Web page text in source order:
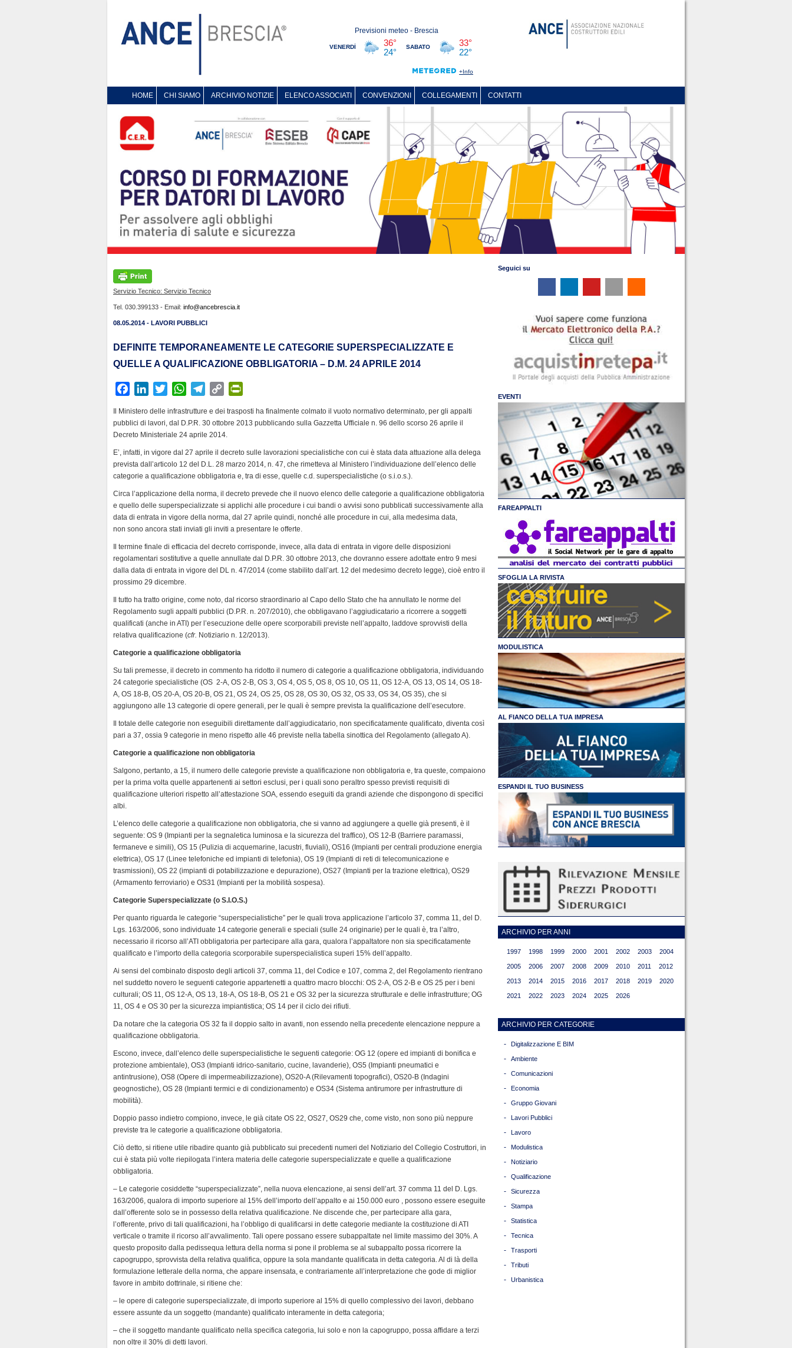
HOME CHI SIAMO ARCHIVIO NOTIZIE ELENCO ASSOCIATI CONVENZIONI COLLEGAMENTI CONTATTI
Servizio Tecnico: Servizio Tecnico
Tel. 030.399133 - Email: info@ancebrescia.it
08.05.2014 - LAVORI PUBBLICI
DEFINITE TEMPORANEAMENTE LE CATEGORIE SUPERSPECIALIZZATE E
QUELLE A QUALIFICAZIONE OBBLIGATORIA – D.M. 24 APRILE 2014
c
e
o
o
n
k
d
i
t
e
r
W
a
t
A
p
l
e
a
C
p
y
n
i
F
r
e
n
d
l
y
Il Ministero delle infrastrutture e dei trasposti ha finalmente colmato il vuoto normativo determinato, per gli appalti
pubblici di lavori, dal D.P.R. 30 ottobre 2013 pubblicando sulla Gazzetta Ufficiale n. 96 dello scorso 26 aprile il
Decreto Ministeriale 24 aprile 2014.
E’, infatti, in vigore dal 27 aprile il decreto sulle lavorazioni specialistiche con cui è stata data attuazione alla delega
prevista dall’articolo 12 del D.L. 28 marzo 2014, n. 47, che rimetteva al Ministero l’individuazione dell’elenco delle
categorie a qualificazione obbligatoria e, tra di esse, quelle c.d. superspecialistiche (o s.i.o.s.).
Circa l’applicazione della norma, il decreto prevede che il nuovo elenco delle categorie a qualificazione obbligatoria
e quello delle superspecializzate si applichi alle procedure i cui bandi o avvisi sono pubblicati successivamente alla
data di entrata in vigore della norma, dal 27 aprile quindi, nonché alle procedure in cui, alla medesima data,
non sono ancora stati inviati gli inviti a presentare le offerte.
Il termine finale di efficacia del decreto corrisponde, invece, alla data di entrata in vigore delle disposizioni
regolamentari sostitutive a quelle annullate dal D.P.R. 30 ottobre 2013, che dovranno essere adottate entro 9 mesi
dalla data di entrata in vigore del DL n. 47/2014 (come stabilito dall’art. 12 del medesimo decreto legge), cioè entro il
prossimo 29 dicembre.
Il tutto ha tratto origine, come noto, dal ricorso straordinario al Capo dello Stato che ha annullato le norme del
Regolamento sugli appalti pubblici (D.P.R. n. 207/2010), che obbligavano l’aggiudicatario a ricorrere a soggetti
qualificati (anche in ATI) per l’esecuzione delle opere scorporabili previste nell’appalto, laddove sprovvisti della
relativa qualificazione (cfr. Notiziario n. 12/2013).
Categorie a qualificazione obbligatoria
Su tali premesse, il decreto in commento ha ridotto il numero di categorie a qualificazione obbligatoria, individuando
24 categorie specialistiche (OS 2-A, OS 2-B, OS 3, OS 4, OS 5, OS 8, OS 10, OS 11, OS 12-A, OS 13, OS 14, OS 18-
A, OS 18-B, OS 20-A, OS 20-B, OS 21, OS 24, OS 25, OS 28, OS 30, OS 32, OS 33, OS 34, OS 35), che si
aggiungono alle 13 categorie di opere generali, per le quali è sempre prevista la qualificazione dell’esecutore.
Il totale delle categorie non eseguibili direttamente dall’aggiudicatario, non specificatamente qualificato, diventa così
pari a 37, ossia 9 categorie in meno rispetto alle 46 previste nella tabella sinottica del Regolamento (allegato A).
Categorie a qualificazione non obbligatoria
Salgono, pertanto, a 15, il numero delle categorie previste a qualificazione non obbligatoria e, tra queste, compaiono
per la prima volta quelle appartenenti ai settori esclusi, per i quali sono peraltro spesso previsti requisiti di
qualificazione ulteriori rispetto all’attestazione SOA, essendo eseguiti da grandi aziende che dispongono di specifici
albi.
L’elenco delle categorie a qualificazione non obbligatoria, che si vanno ad aggiungere a quelle già presenti, è il
seguente: OS 9 (Impianti per la segnaletica luminosa e la sicurezza del traffico), OS 12-B (Barriere paramassi,
fermaneve e simili), OS 15 (Pulizia di acquemarine, lacustri, fluviali), OS16 (Impianti per centrali produzione energia
elettrica), OS 17 (Linee telefoniche ed impianti di telefonia), OS 19 (Impianti di reti di telecomunicazione e
trasmissioni), OS 22 (impianti di potabilizzazione e depurazione), OS27 (Impianti per la trazione elettrica), OS29
(Armamento ferroviario) e OS31 (Impianti per la mobilità sospesa).
Categorie Superspecializzate (o S.I.O.S.)
Per quanto riguarda le categorie “superspecialistiche” per le quali trova applicazione l’articolo 37, comma 11, del D.
Lgs. 163/2006, sono individuate 14 categorie generali e speciali (sulle 24 originarie) per le quali è, tra l’altro,
necessario il ricorso all’ATI obbligatoria per partecipare alla gara, qualora l’appaltatore non sia specificatamente
qualificato e l’importo della categoria scorporabile superspecialistica superi 15% dell’appalto.
Ai sensi del combinato disposto degli articoli 37, comma 11, del Codice e 107, comma 2, del Regolamento rientrano
nel suddetto novero le seguenti categorie appartenetti a quattro macro blocchi: OS 2-A, OS 2-B e OS 25 per i beni
culturali; OS 11, OS 12-A, OS 13, 18-A, OS 18-B, OS 21 e OS 32 per la sicurezza strutturale e delle infrastrutture; OG
11, OS 4 e OS 30 per la sicurezza impiantistica; OS 14 per il ciclo dei rifiuti.
Da notare che la categoria OS 32 fa il doppio salto in avanti, non essendo nella precedente elencazione neppure a
qualificazione obbligatoria.
Escono, invece, dall’elenco delle superspecialistiche le seguenti categorie: OG 12 (opere ed impianti di bonifica e
protezione ambientale), OS3 (Impianti idrico-sanitario, cucine, lavanderie), OS5 (Impianti pneumatici e
antintrusione), OS8 (Opere di impermeabilizzazione), OS20-A (Rilevamenti topografici), OS20-B (Indagini
geognostiche), OS 28 (Impianti termici e di condizionamento) e OS34 (Sistema antirumore per infrastrutture di
mobilità).
Doppio passo indietro compiono, invece, le già citate OS 22, OS27, OS29 che, come visto, non sono più neppure
previste tra le categorie a qualificazione obbligatoria.
Ciò detto, si ritiene utile ribadire quanto già pubblicato sui precedenti numeri del Notiziario del Collegio Costruttori, in
cui è stata più volte riepilogata l’intera materia delle categorie superspecializzate e quelle a qualificazione
obbligatoria.
– Le categorie cosiddette “superspecializzate”, nella nuova elencazione, ai sensi dell’art. 37 comma 11 del D. Lgs.
163/2006, qualora di importo superiore al 15% dell’importo dell’appalto e ai 150.000 euro , possono essere eseguite
dall’offerente solo se in possesso della relativa qualificazione. Ne discende che, per partecipare alla gara,
l’offerente, privo di tali qualificazioni, ha l’obbligo di qualificarsi in dette categorie mediante la costituzione di ATI
verticale o tramite il ricorso all’avvalimento. Tali opere possano essere subappaltate nel limite massimo del 30%. A
questo proposito dalla pedissequa lettura della norma si pone il problema se al subappalto possa ricorrere la
capogruppo, sprovvista della relativa qualifica, oppure la sola mandante qualificata in detta categoria. Al di là della
formulazione letterale della norma, che appare insensata, e contrariamente all’interpretazione che gode di miglior
favore in ambito dottrinale, si ritiene che:
– le opere di categorie superspecializzate, di importo superiore al 15% di quello complessivo dei lavori, debbano
essere assunte da un soggetto (mandante) qualificato interamente in detta categoria;
– che il soggetto mandante qualificato nella specifica categoria, lui solo e non la capogruppo, possa affidare a terzi
non oltre il 30% di detti lavori.
Seguici su
EVENTI
FAREAPPALTI
SFOGLIA LA RIVISTA
MODULISTICA
AL FIANCO DELLA TUA IMPRESA
ESPANDI IL TUO BUSINESS
ARCHIVIO PER ANNI
1997 1998 1999 2000 2001 2002 2003 2004
2005 2006 2007 2008 2009 2010 2011 2012
2013 2014 2015 2016 2017 2018 2019 2020
2021 2022 2023 2024 2025 2026
ARCHIVIO PER CATEGORIE
- Digitalizzazione E BIM
- Ambiente
- Comunicazioni
- Economia
- Gruppo Giovani
- Lavori Pubblici
- Lavoro
- Modulistica
- Notiziario
- Qualificazione
- Sicurezza
- Stampa
- Statistica
- Tecnica
- Trasporti
- Tributi
- Urbanistica